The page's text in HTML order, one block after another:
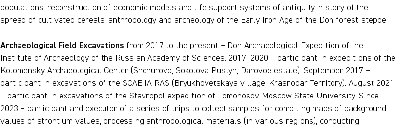
populations, reconstruction of economic models and life support systems of antiquity, history of the
spread of cultivated cereals, anthropology and archeology of the Early Iron Age of the Don forest-steppe.
Archaeological Field Excavationsfrom 2017 to the present – Don Archaeological Expedition of the
Institute of Archaeology of the Russian Academy of Sciences. 2017–2020 – participant in expeditions of the
Kolomensky Archaeological Center (Shchurovo, Sokolova Pustyn, Darovoe estate). September 2017 –
participant in excavations of the SCAE IA RAS (Bryukhovetskaya village, Krasnodar Territory). August 2021
– participant in excavations of the Stavropol expedition of Lomonosov Moscow State University. Since
2023 – participant and executor of a series of trips to collect samples for compiling maps of background
values ​​of strontium values, processing anthropological materials (in various regions), conducting